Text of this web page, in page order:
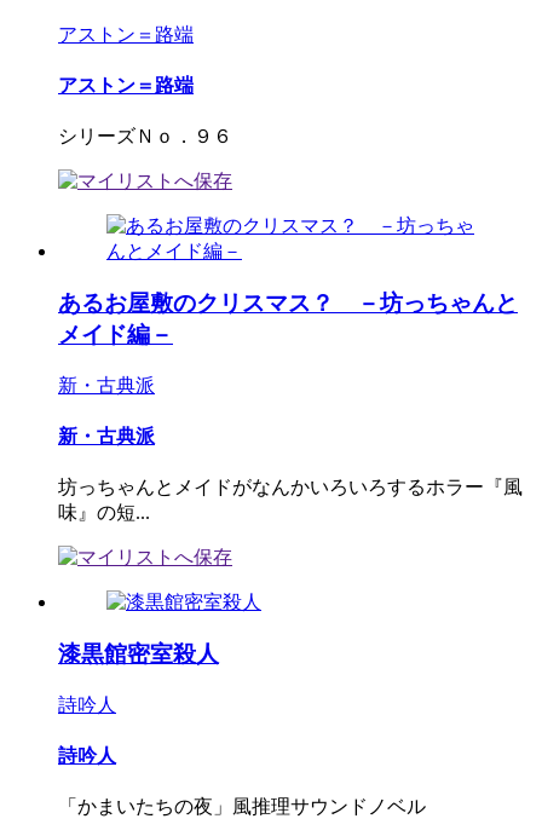
アストン＝路端
アストン＝路端
シリーズＮｏ．９６
あるお屋敷のクリスマス？ －坊っちゃんと
メイド編－
新・古典派
新・古典派
坊っちゃんとメイドがなんかいろいろするホラー『風
味』の短...
漆黒館密室殺人
詩吟人
詩吟人
「かまいたちの夜」風推理サウンドノベル